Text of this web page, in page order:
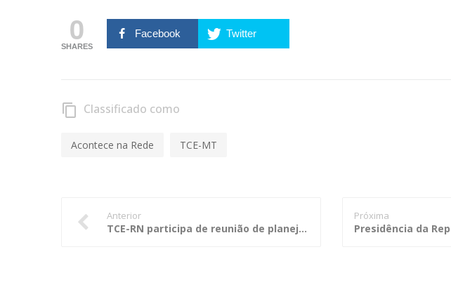
0
SHARES
Facebook Twitter
content_copy Classificado como
Acontece na Rede TCE-MT
Anterior
TCE-RN participa de reunião de planejamento para plano estratégico da Atricon
Próxima